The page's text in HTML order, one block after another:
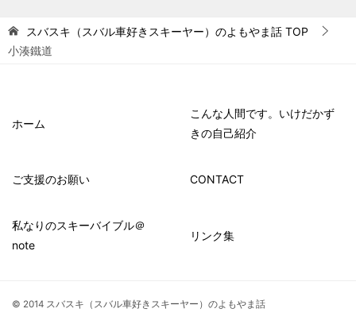
スバスキ（スバル車好きスキーヤー）のよもやま話 TOP
小湊鐵道
ホーム
こんな人間です。いけだかず
きの自己紹介
ご支援のお願い CONTACT
私なりのスキーバイブル＠
note
リンク集
© 2014 スバスキ（スバル車好きスキーヤー）のよもやま話